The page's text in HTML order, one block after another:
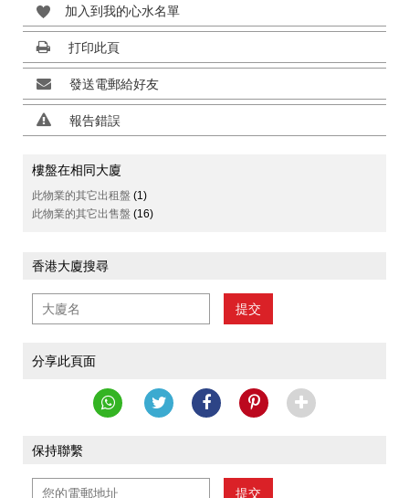
加入到我的心水名單
打印此頁
發送電郵給好友
報告錯誤
樓盤在相同大廈
此物業的其它出租盤 (1)
此物業的其它出售盤 (16)
香港大廈搜尋
提交
分享此頁面
保持聯繫
提交